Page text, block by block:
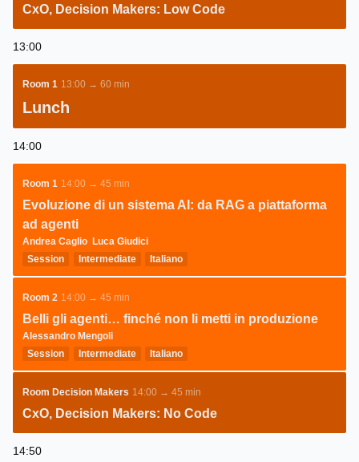
CxO, Decision Makers: Low Code
13:00
Room 1 13:00 → 60 min
Lunch
14:00
Room 1 14:00 → 45 min
Evoluzione di un sistema AI: da RAG a piattaforma
ad agenti
Andrea Caglio Luca Giudici
Session
Intermediate Italiano
Room 2 14:00 → 45 min
Belli gli agenti… finché non li metti in produzione
Alessandro Mengoli
Session
Intermediate Italiano
Room Decision Makers 14:00 → 45 min
CxO, Decision Makers: No Code
14:50